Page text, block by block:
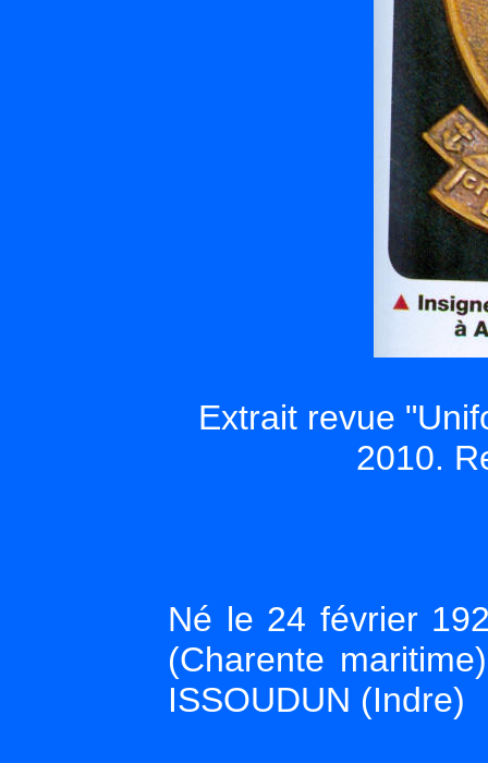
Extrait revue
2010.
Né le 24 février
(Charente
ISSOUDUN (Indre)